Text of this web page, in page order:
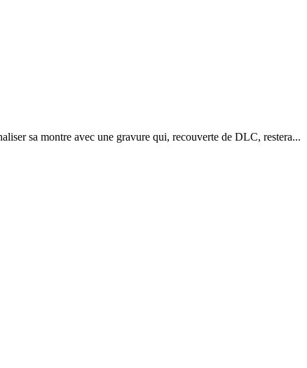
sa montre avec une gravure qui, recouverte de DLC, restera...